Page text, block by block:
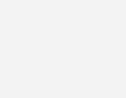
für Transport,